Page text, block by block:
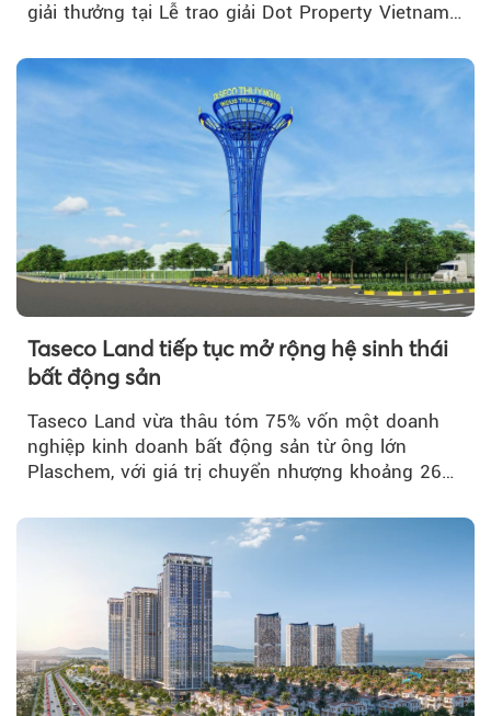
giải thưởng tại Lễ trao giải Dot Property Vietnam
Taseco Land tiếp tục mở rộng hệ sinh thái
bất động sản
Taseco Land vừa thâu tóm 75% vốn một doanh
nghiệp kinh doanh bất động sản từ ông lớn
Plaschem, với giá trị chuyển nhượng khoảng 262